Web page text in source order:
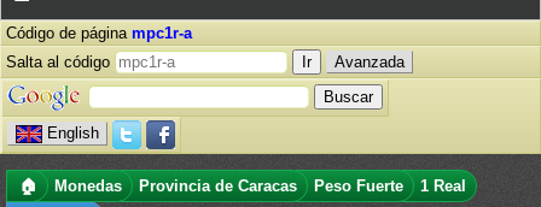
Código de página mpc1r-a
Salta al código
Avanzada
English
🏠 Monedas Provincia de Caracas Peso Fuerte
1 Real